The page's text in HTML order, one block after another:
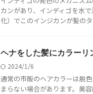
カンがあり、インディゴを水
化）でこのインジカンが髪の
ヘナをした髪にカラーリ
2024/1/6
通常の市販のヘアカラーは脱
まらない場合があります。美